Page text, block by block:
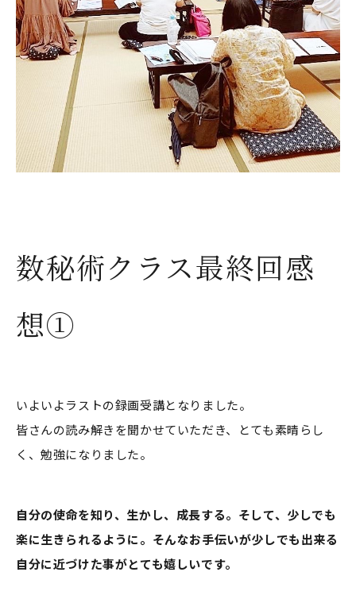
数秘術クラス最終回感
想①
いよいよラストの録画受講となりました。
皆さんの読み解きを聞かせていただき、とても素晴らし
く、勉強になりました。
自分の使命を知り、生かし、成長する。そして、少しでも
楽に生きられるように。そんなお手伝いが少しでも出来る
自分に近づけた事がとても嬉しいです。